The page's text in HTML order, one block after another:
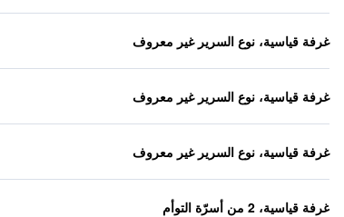
غرفة قياسية، نوع السرير غير معروف
غرفة قياسية، نوع السرير غير معروف
غرفة قياسية، نوع السرير غير معروف
غرفة قياسية، 2 من أسرّة التوأم